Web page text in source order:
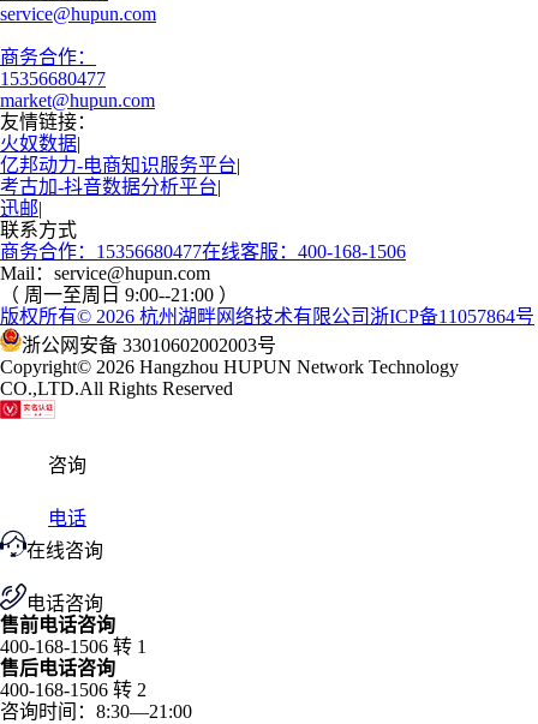
service@hupun.com
商务合作：
15356680477
market@hupun.com
友情链接：
火奴数据|
亿邦动力-电商知识服务平台|
考古加-抖音数据分析平台|
迅邮|
联系方式
商务合作：15356680477在线客服：400-168-1506
Mail：service@hupun.com
（ 周一至周日 9:00--21:00 ）
版权所有© 2026 杭州湖畔网络技术有限公司 浙ICP备11057864号
浙公网安备 33010602002003号
Copyright© 2026 Hangzhou HUPUN Network Technology
CO.,LTD.All Rights Reserved
咨询
电话
在线咨询
电话咨询
售前电话咨询
400-168-1506 转 1
售后电话咨询
400-168-1506 转 2
咨询时间：8:30—21:00